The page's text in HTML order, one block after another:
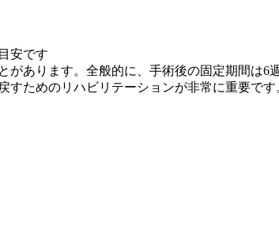
安です
があります。全般的に、手術後の固定期間は6
ためのリハビリテーションが非常に重要です